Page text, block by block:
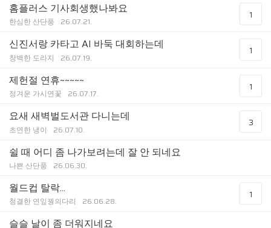
홈플러스 기사회생했나봐요
한심한 산단풍 26.07.21.
1
신진서랑 카타고 AI 바둑 대회하는데
창백한 도라지 26.07.19.
1
제헌절 연휴~~~~~
정겨운 가시연꽃 26.07.17.
1
요새 새벽벌도서관 다니는데
초연한 냉이 26.07.10.
3
쉴 때 어디 좀 나가보려는데 잘 안 되네요
나쁜 산단풍 26.06.30.
월드컵 탈락...
청결한 연잎꿩의다리 26.06.28.
1
슬슬 날이 좀 더워지네요